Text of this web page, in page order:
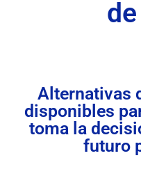
Alternativas
disponibles
toma la
futuro